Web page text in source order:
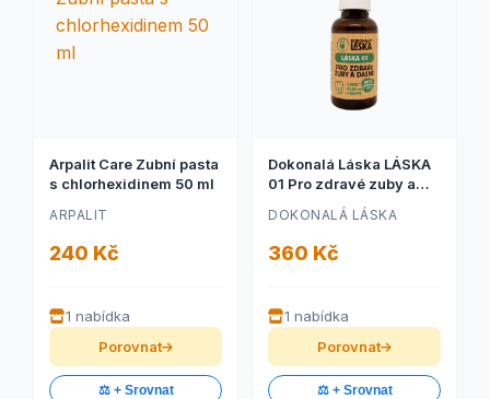
Arpalit Care Zubní pasta
s chlorhexidinem 50 ml
ARPALIT
240 Kč
1 nabídka
Porovnat
⚖️ + Srovnat
Dokonalá Láska LÁSKA
01 Pro zdravé zuby a
dásně - pro pejsky
DOKONALÁ LÁSKA
360 Kč
1 nabídka
Porovnat
⚖️ + Srovnat